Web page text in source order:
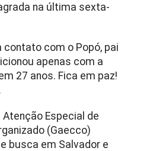
na última sexta-
contato com o Popó, pai
apenas com a
27 anos. Fica em paz!
Atenção Especial de
(Gaecco)
busca em Salvador e